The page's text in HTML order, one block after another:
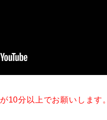
10分以上でお願いします。